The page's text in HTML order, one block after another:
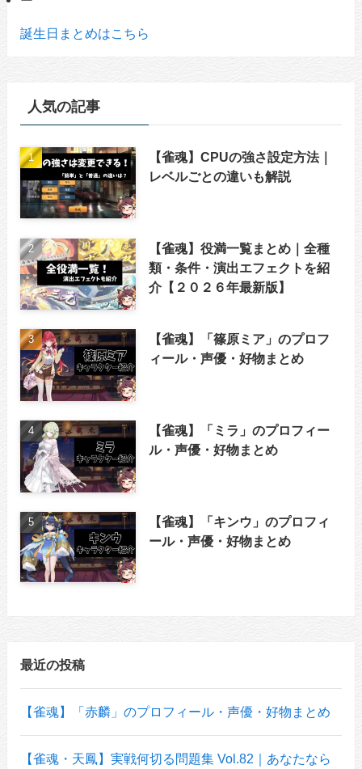
誕生日まとめはこちら
人気の記事
【雀魂】CPUの強さ設定方法｜
レベルごとの違いも解説
【雀魂】役満一覧まとめ｜全種
類・条件・演出エフェクトを紹
介【２０２６年最新版】
【雀魂】「篠原ミア」のプロフ
ィール・声優・好物まとめ
【雀魂】「ミラ」のプロフィー
ル・声優・好物まとめ
【雀魂】「キンウ」のプロフィ
ール・声優・好物まとめ
最近の投稿
【雀魂】「赤麟」のプロフィール・声優・好物まとめ
【雀魂・天鳳】実戦何切る問題集 Vol.82｜あなたなら